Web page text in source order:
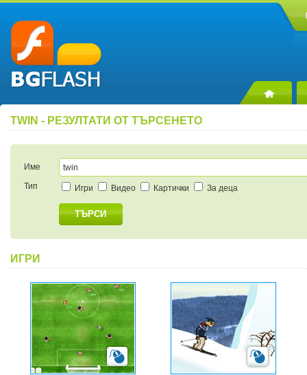
TWIN - РЕЗУЛТАТИ ОТ ТЪРСЕНЕТО
Име
Тип
Игри Видео Картички За деца
ТЪРСИ
ИГРИ